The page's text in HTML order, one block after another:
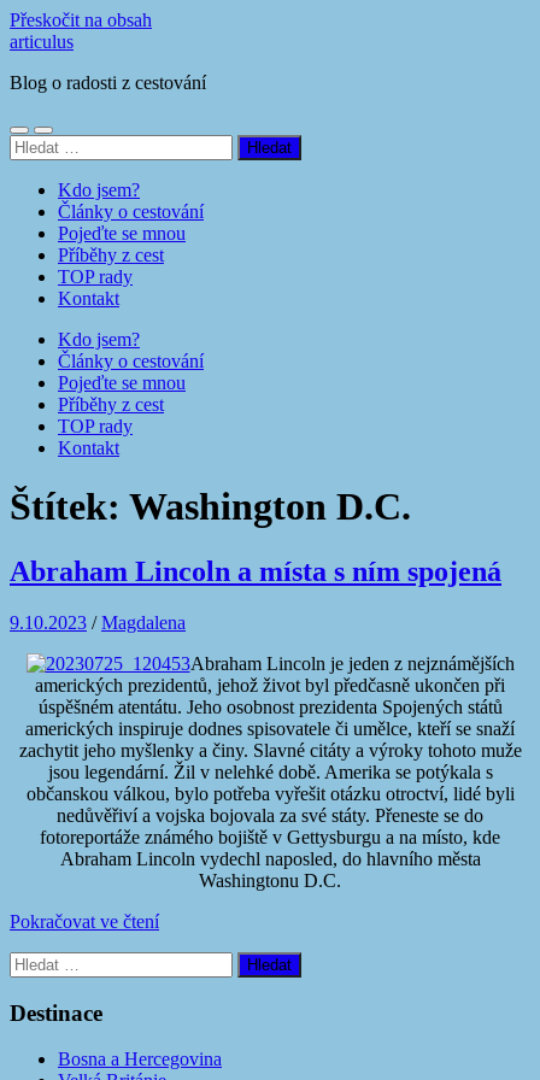
Přeskočit na obsah
articulus
Blog o radosti z cestování
Přepnout
mobilní
Přepnout
vyhledávací
Vyhledávání
Kdo jsem?
Články o cestování
Pojeďte se mnou
Příběhy z cest
TOP rady
Kontakt
Kdo jsem?
Články o cestování
Pojeďte se mnou
Příběhy z cest
TOP rady
Kontakt
Štítek: Washington D.C.
Abraham Lincoln a místa s ním spojená
9.10.2023 /Magdalena
Abraham Lincoln je jeden z nejznámějších
amerických prezidentů, jehož život byl předčasně ukončen při
úspěšném atentátu. Jeho osobnost prezidenta Spojených států
amerických inspiruje dodnes spisovatele či umělce, kteří se snaží
zachytit jeho myšlenky a činy. Slavné citáty a výroky tohoto muže
jsou legendární. Žil v nelehké době. Amerika se potýkala s
občanskou válkou, bylo potřeba vyřešit otázku otroctví, lidé byli
nedůvěřiví a vojska bojovala za své státy. Přeneste se do
fotoreportáže známého bojiště v Gettysburgu a na místo, kde
Abraham Lincoln vydechl naposled, do hlavního města
Washingtonu D.C.
Pokračovat ve čtení
Vyhledávání
Destinace
Bosna a Hercegovina